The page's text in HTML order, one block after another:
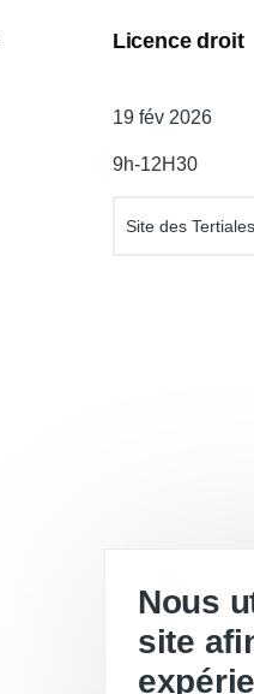
Licence droit
Date
19 fév 2026
9h-12H30
Site des
Nous
site